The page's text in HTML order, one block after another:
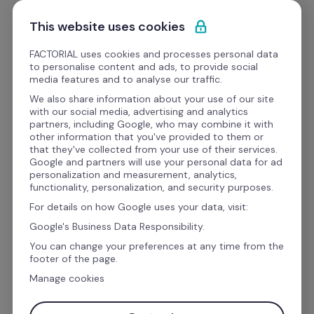
Ir al contenido
Solicitar demo
El software de recursos
humanos y finanzas para
la gestión empresarial
Gestiona las vacaciones, ausencias, el talento,
las finanzas y la nómina con Factorial. El
software de gestión con
IA que automatiza
las tareas administrativas para que puedas
centrarte en lo que realmente importa: las
personas.
This website uses cookies
FACTORIAL uses cookies and processes personal data
to personalise content and ads, to provide social
media features and to analyse our traffic.
We also share information about your use of our site
with our social media, advertising and analytics
partners, including Google, who may combine it with
other information that you've provided to them or
that they've collected from your use of their services.
Google and partners will use your personal data for ad
personalization and measurement, analytics,
functionality, personalization, and security purposes.
For details on how Google uses your data, visit:
Google's Business Data Responsibility.
You can change your preferences at any time from the
footer of the page.
Manage cookies